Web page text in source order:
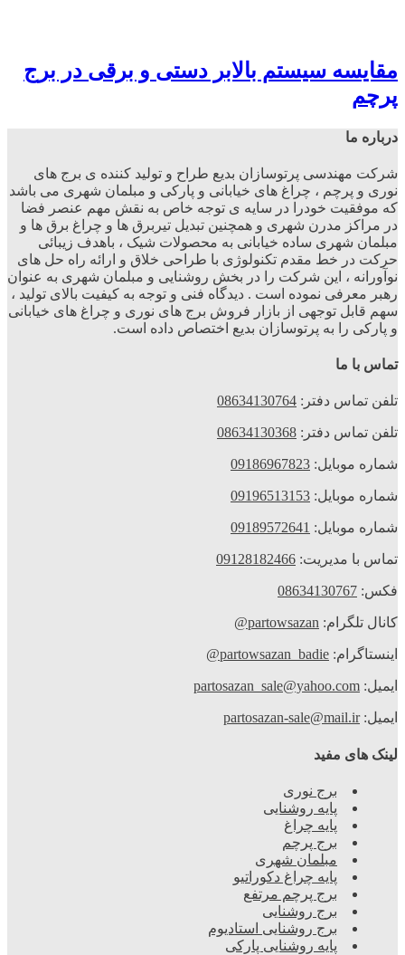
مقایسه سیستم بالابر دستی و برقی در برج
پرچم
درباره ما
شرکت مهندسی پرتوسازان بدیع طراح و تولید کننده ی برج های
نوری و پرچم ، چراغ های خیابانی و پارکی و مبلمان شهری می باشد
که موفقیت خودرا در سایه ی توجه خاص به نقش مهم عنصر فضا
در مراکز مدرن شهری و همچنین تبدیل تیربرق ها و چراغ برق ها و
مبلمان شهری ساده خیابانی به محصولات شیک ، باهدف زیبائی
حرکت در خط مقدم تکنولوژی با طراحی خلاق و ارائه راه حل های
نوآورانه ، این شرکت را در بخش روشنایی و مبلمان شهری به عنوان
رهبر معرفی نموده است . دیدگاه فنی و توجه به کیفیت بالای تولید ،
سهم قابل توجهی از بازار فروش برج های نوری و چراغ های خیابانی
و پارکی را به پرتوسازان بدیع اختصاص داده است.
تماس با ما
تلفن تماس دفتر: 08634130764
تلفن تماس دفتر: 08634130368
شماره موبایل: 09186967823
شماره موبایل: 09196513153
شماره موبایل: 09189572641
تماس با مدیریت: 09128182466
فکس: 08634130767
کانال تلگرام: partowsazan@
اینستاگرام: partowsazan_badie@
ایمیل: partosazan_sale@yahoo.com
ایمیل:partosazan-sale@mail.ir
لینک های مفید
برج نوری
پایه روشنایی
پایه چراغ
برج پرچم
مبلمان شهری
پایه چراغ دکوراتیو
برج پرچم مرتفع
برج روشنایی
برج روشنایی استادیوم
پایه روشنایی پارکی